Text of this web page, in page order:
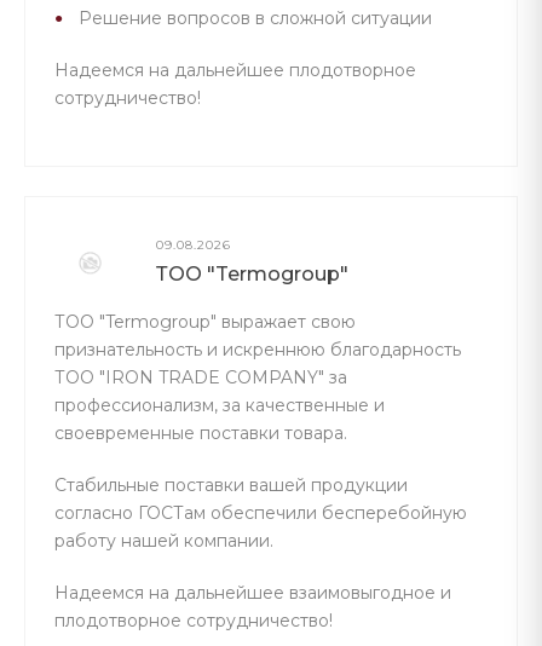
Решение вопросов в сложной ситуации
Надеемся на дальнейшее плодотворное
сотрудничество!
09.08.2026
ТОО "Termogroup"
ТОО "Termogroup" выражает свою
признательность и искреннюю благодарность
ТОО "IRON TRADE COMPANY" за
профессионализм, за качественные и
своевременные поставки товара.
Стабильные поставки вашей продукции
согласно ГОСТам обеспечили бесперебойную
работу нашей компании.
Надеемся на дальнейшее взаимовыгодное и
плодотворное сотрудничество!